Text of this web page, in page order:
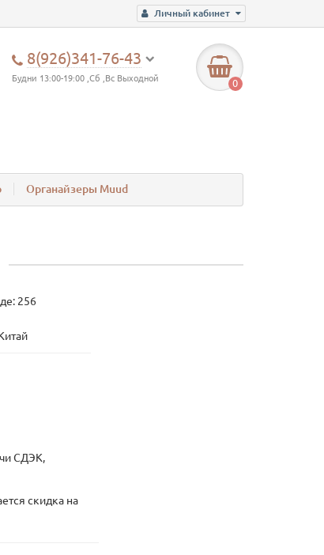
Личный кабинет
8(926)341-76-43
Будни 13:00-19:00 ,Сб ,Вс Выходной 0
Органайзеры Muud
256
СДЭК,
скидка на